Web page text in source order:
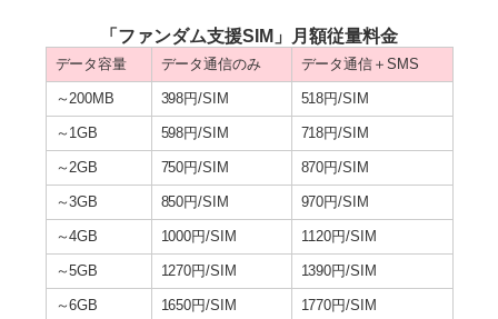
「ファンダム支援SIM」月額従量料金
データ容量 データ通信のみ データ通信＋SMS
～200MB 398円/SIM 518円/SIM
～1GB 598円/SIM 718円/SIM
～2GB 750円/SIM 870円/SIM
～3GB 850円/SIM 970円/SIM
～4GB 1000円/SIM 1120円/SIM
～5GB 1270円/SIM 1390円/SIM
～6GB 1650円/SIM 1770円/SIM